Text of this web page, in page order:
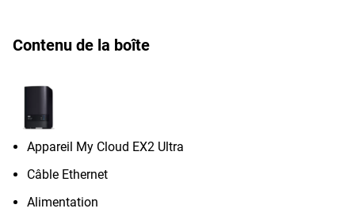
Contenu de la boîte
Appareil My Cloud EX2 Ultra
Câble Ethernet
Alimentation